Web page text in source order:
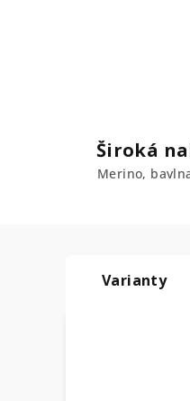
Široká
Merino,
Varianty